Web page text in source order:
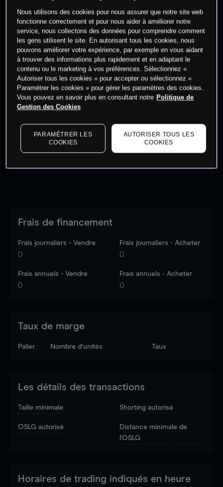
cet actif
Commencez à trader
Les prix sont indicatifs.
dernières données du marché.Log into see latest
market data
Frais de financement
Frais journaliers - Vendre
0
Frais journaliers - Acheter
0
Frais annuels - Vendre
0
Frais annuels - Acheter
0
Taux de marge
Palier Nombre d’unités Taux
Les détails des transactions
Taille minimale Shorting autorisé
OSLG autorisé
Distance minimale de
l'OSLG
Horaires de trading indiqués en heure
Nous utilisons des cookies pour nous assurer que notre site web
fonctionne correctement et pour nous aider à améliorer notre
service, nous collectons des données pour comprendre comment
les gens utilisent le site. En autorisant tous les cookies, nous
pouvons améliorer votre expérience, par exemple en vous aidant
à trouver des informations plus rapidement et en adaptant le
contenu ou le marketing à vos préférences. Sélectionnez «
Autoriser tous les cookies » pour accepter ou sélectionnez «
Paramétrer les cookies » pour gérer les paramètres des cookies.
Vous pouvez en savoir plus en consultant notre Politique de
Gestion des Cookies
PARAMÉTRER LES
COOKIES
AUTORISER TOUS LES
COOKIES